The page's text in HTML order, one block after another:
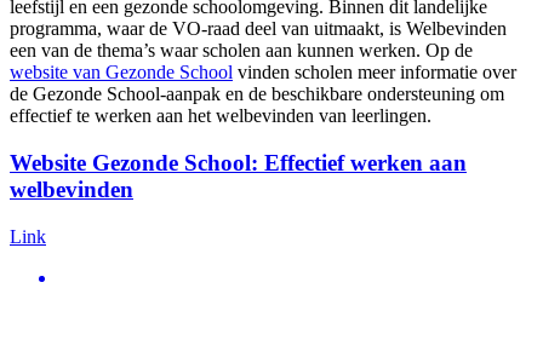
leefstijl en een gezonde schoolomgeving. Binnen dit landelijke
programma, waar de VO-raad deel van uitmaakt, is Welbevinden
een van de thema’s waar scholen aan kunnen werken. Op de
website van Gezonde School vinden scholen meer informatie over
de Gezonde School-aanpak en de beschikbare ondersteuning om
effectief te werken aan het welbevinden van leerlingen.
Website Gezonde School: Effectief werken aan
welbevinden
Link